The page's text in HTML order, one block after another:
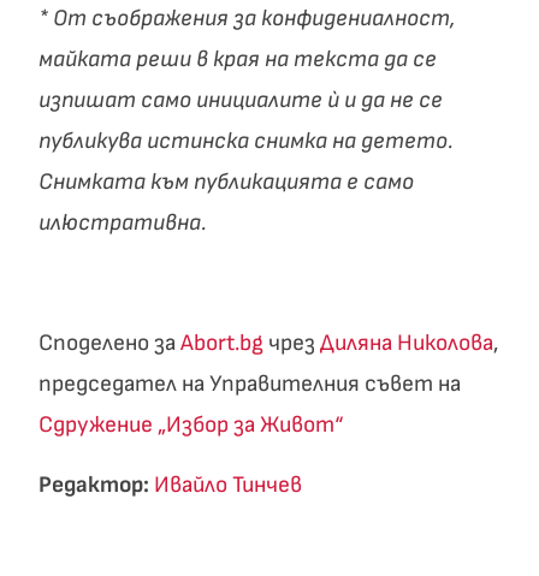
* От съображения за конфидениалност,
майката реши в края на текста да се
изпишат само инициалите ѝ и да не се
публикува истинска снимка на детето.
Снимката към публикацията е само
илюстративна.
Споделено заAbort.bg чрез Диляна Николова,
председател на Управителния съвет на
Сдружение „Избор за Живот“
Редактор: Ивайло Тинчев